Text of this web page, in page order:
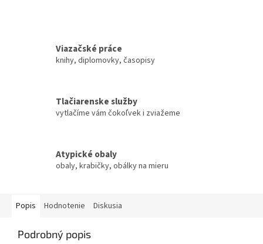
Viazačské práce
knihy, diplomovky, časopisy
Tlačiarenske služby
vytlačíme vám čokoľvek i zviažeme
Atypické obaly
obaly, krabičky, obálky na mieru
Popis Hodnotenie Diskusia
Podrobný popis